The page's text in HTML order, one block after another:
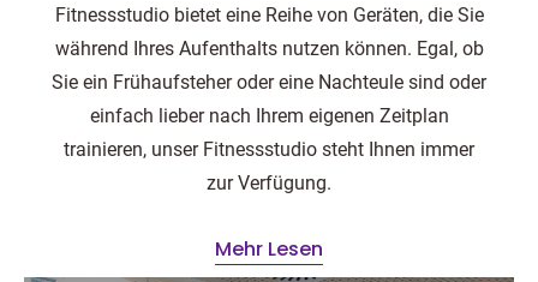
Fitnessstudio bietet eine Reihe von Geräten, die Sie
während Ihres Aufenthalts nutzen können. Egal, ob
Sie ein Frühaufsteher oder eine Nachteule sind oder
einfach lieber nach Ihrem eigenen Zeitplan
trainieren, unser Fitnessstudio steht Ihnen immer
zur Verfügung.
Mehr Lesen